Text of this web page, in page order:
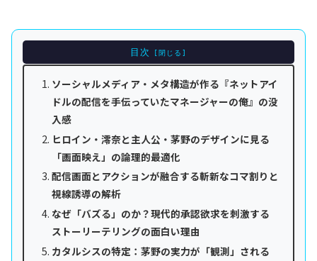
目次
ソーシャルメディア・メタ構造が作る『ネットアイ
ドルの配信を手伝っていたマネージャーの俺』の没
入感
ヒロイン・澪奈と主人公・茅野のデザインに見る
「画面映え」の論理的最適化
配信画面とアクションが融合する斬新なコマ割りと
視線誘導の解析
なぜ「バズる」のか？現代的承認欲求を刺激する
ストーリーテリングの面白い理由
カタルシスの特定：茅野の実力が「観測」される